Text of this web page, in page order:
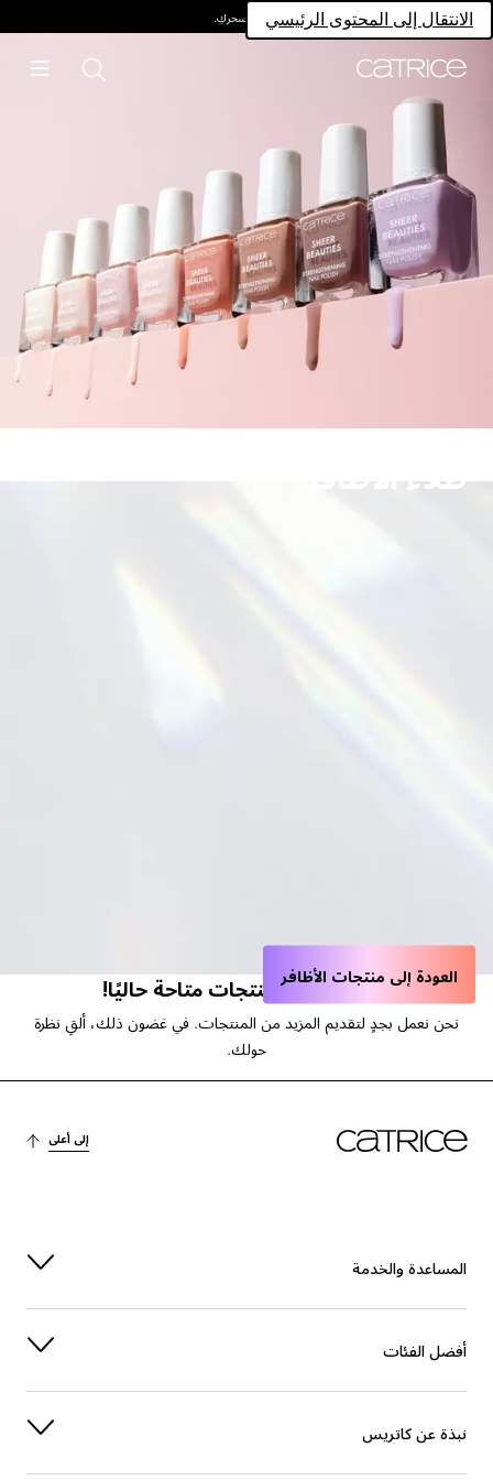
الانتقال إلى المحتوى الرئيسيامتلكي سحركِ.
طلاء الأظافر
عفوًا، لا توجد منتجات متاحة حاليًا!
نحن نعمل بجدٍ لتقديم المزيد من المنتجات. في غضون ذلك، ألقِ نظرة
حولك.
العودة إلى منتجات الأظافر
إلى أعلى
المساعدة والخدمة
أفضل الفئات
نبذة عن كاتريس